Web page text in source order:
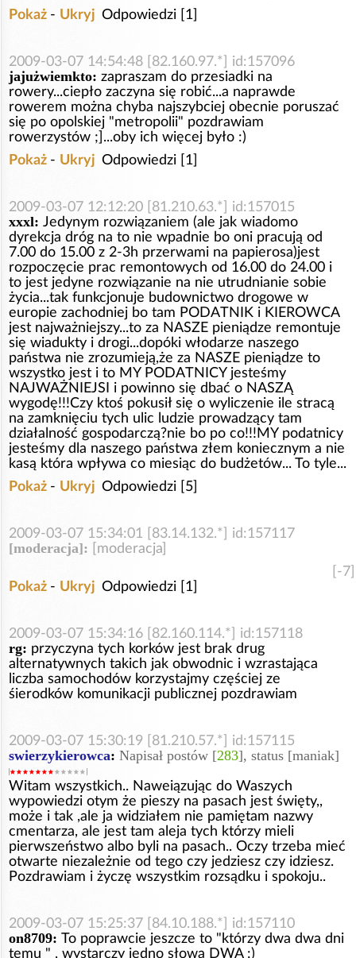
Pokaż - Ukryj Odpowiedzi [1]
2009-03-07 14:54:48 [82.160.97.*] id:157096
jajużwiemkto: zapraszam do przesiadki na
rowery...ciepło zaczyna się robić...a naprawde
rowerem można chyba najszybciej obecnie poruszać
się po opolskiej "metropolii" pozdrawiam
rowerzystów ;]...oby ich więcej było :)
Pokaż - Ukryj Odpowiedzi [1]
2009-03-07 12:12:20 [81.210.63.*] id:157015
xxxl: Jedynym rozwiązaniem (ale jak wiadomo
dyrekcja dróg na to nie wpadnie bo oni pracują od
7.00 do 15.00 z 2-3h przerwami na papierosa)jest
rozpoczęcie prac remontowych od 16.00 do 24.00 i
to jest jedyne rozwiązanie na nie utrudnianie sobie
życia...tak funkcjonuje budownictwo drogowe w
europie zachodniej bo tam PODATNIK i KIEROWCA
jest najważniejszy...to za NASZE pieniądze remontuje
się wiadukty i drogi...dopóki włodarze naszego
państwa nie zrozumieją,że za NASZE pieniądze to
wszystko jest i to MY PODATNICY jesteśmy
NAJWAŻNIEJSI i powinno się dbać o NASZĄ
wygodę!!!Czy ktoś pokusił się o wyliczenie ile stracą
na zamknięciu tych ulic ludzie prowadzący tam
działalność gospodarczą?nie bo po co!!!MY podatnicy
jesteśmy dla naszego państwa złem koniecznym a nie
kasą która wpływa co miesiąc do budżetów... To tyle...
Pokaż - Ukryj Odpowiedzi [5]
2009-03-07 15:34:01 [83.14.132.*] id:157117
[moderacja]:
[moderacja]
[-7]
Pokaż - Ukryj Odpowiedzi [1]
2009-03-07 15:34:16 [82.160.114.*] id:157118
rg: przyczyna tych korków jest brak drug
alternatywnych takich jak obwodnic i wzrastająca
liczba samochodów korzystajmy częściej ze
śierodków komunikacji publicznej pozdrawiam
2009-03-07 15:30:19 [81.210.57.*] id:157115
swierzykierowca: Napisał postów [283], status [maniak]
Witam wszystkich.. Naweiązując do Waszych
wypowiedzi otym że pieszy na pasach jest święty,,
może i tak ,ale ja widziałem nie pamiętam nazwy
cmentarza, ale jest tam aleja tych którzy mieli
pierwszeństwo albo byli na pasach.. Oczy trzeba mieć
otwarte niezależnie od tego czy jedziesz czy idziesz.
Pozdrawiam i życzę wszystkim rozsądku i spokoju..
2009-03-07 15:25:37 [84.10.188.*] id:157110
on8709: To poprawcie jeszcze to "którzy dwa dwa dni
temu " , wystarczy jedno słowa DWA :)